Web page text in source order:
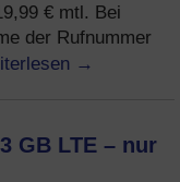
€ mtl. Bei
der Rufnummer
→
GB LTE – nur